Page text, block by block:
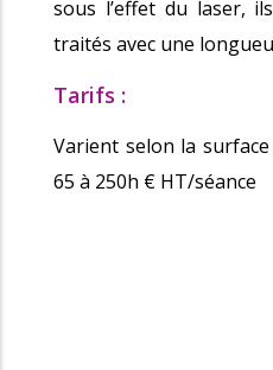
sous l’effet du laser,
traités avec une
Tarifs :
Varient selon la
65 à 250h € HT/séance